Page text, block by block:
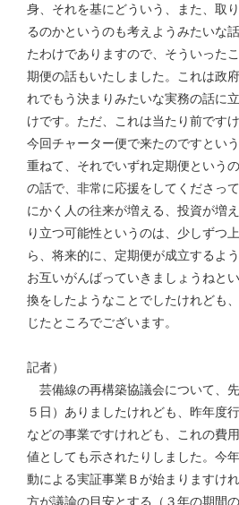
身、それを基にどういう、また、取
るのかというのも考えようみたいな
たわけでありますので、そういった
期便の話もいたしました。これは政
れでもう決まりみたいな実務の話に
けです。ただ、これは当たり前です
今回チャーター便で来たのですとい
重ねて、それでいずれ定期便という
の話で、非常に応援をしてくださっ
にかく人の往来が増える、投資が増
り立つ可能性というのは、少しずつ
ら、将来的に、定期便が成立するよ
お互いがんばっていきましょうねと
換をしたようなことでしたけれども
じたところでございます。
記者）
芸備線の再構築協議会について、
５日）ありましたけれども、昨年度
などの事業ですけれども、これの費
値としても示されたりしました。今
動による実証事業Ｂが始まりますけ
方が議論の目安とする（３年の期間